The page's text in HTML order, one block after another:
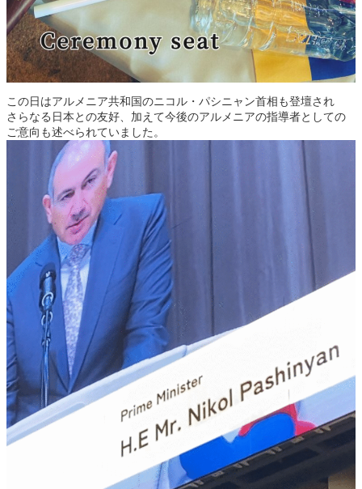
この日はアルメニア共和国のニコル・パシニャン首相も登壇され
さらなる日本との友好、加えて今後のアルメニアの指導者としての
ご意向も述べられていました。